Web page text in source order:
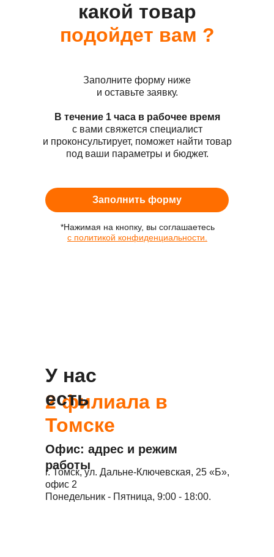
*Нажимая на кнопку, вы соглашаетесь
с политикой конфиденциальности.
Заполните форму ниже
и оставьте заявку.
В течение 1 часа в рабочее время
с вами свяжется специалист
и проконсультирует, поможет найти товар
под ваши параметры и бюджет.
какой товар
подойдет вам ?
Заполнить форму
2 филиала в
Томске
У нас
есть
г. Томск, ул. Дальне-Ключевская, 25 «Б»,
офис 2
Понедельник - Пятница, 9:00 - 18:00.
Офис: адрес и режим
работы